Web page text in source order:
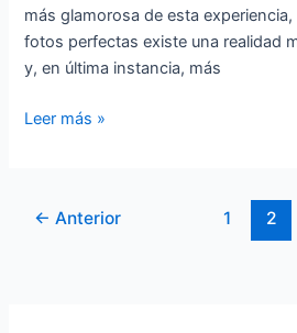
más glamorosa de esta
fotos perfectas existe una realidad
y, en última instancia, más
Leer más »
← Anterior 1 2